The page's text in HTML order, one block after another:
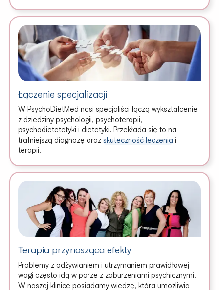
Łączenie specjalizacji
W PsychoDietMed nasi specjaliści łączą wykształcenie
z dziedziny psychologii, psychoterapii,
psychodietetetyki i dietetyki. Przekłada się to na
trafniejszą diagnozę oraz skuteczność leczenia i
terapii.
Terapia przynosząca efekty
Problemy z odżywianiem i utrzymaniem prawidłowej
wagi często idą w parze z zaburzeniami psychicznymi.
W naszej klinice posiadamy wiedzę, która umożliwia